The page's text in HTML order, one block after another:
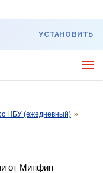
УСТАНОВИТЬ
НБУ (ежедневный) »
от Минфин